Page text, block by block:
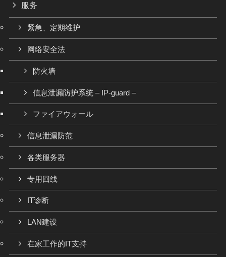
服务
紧急、定期维护
网络安全法
防火墙
信息泄漏防护系统 – IP-guard –
ファイアウォール
信息泄漏防范
各类服务器
专用回线
IT诊断
LAN建设
在家工作的IT支持